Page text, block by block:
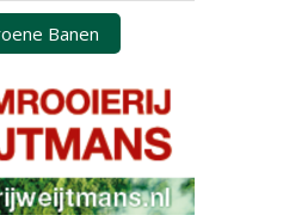
Banen